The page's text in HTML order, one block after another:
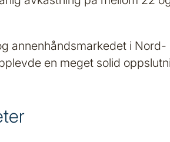
annenhåndsmarkedet i Nord-
en meget solid